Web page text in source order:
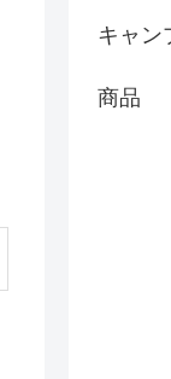
キャン
商品